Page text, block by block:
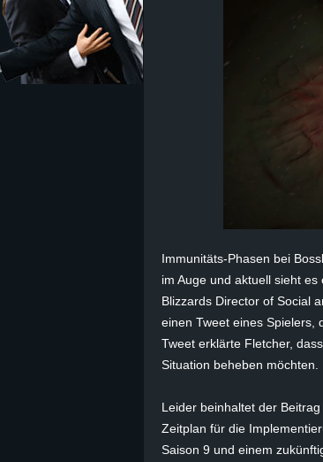
t
e
r
l
o
Immunitäts-Phasen bei
im Auge und aktuell sieht
Blizzards Director of Social
einen Tweet eines Spielers,
Tweet erklärte Fletcher,
Situation beheben möchten.
Leider beinhaltet der Beitrag
Zeitplan für die
Saison 9 und einem